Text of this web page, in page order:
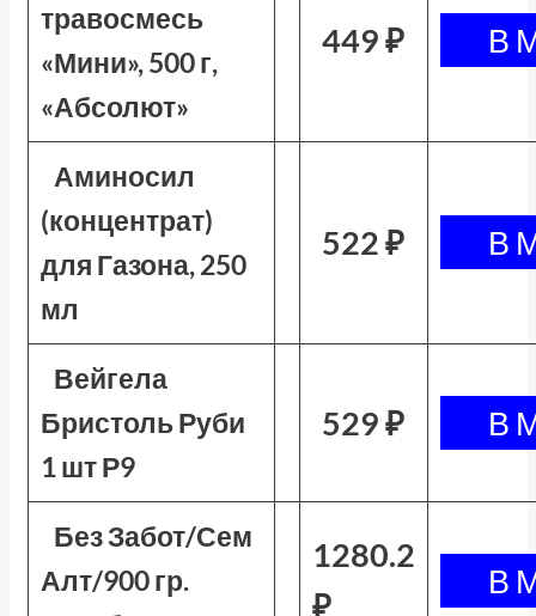
травосмесь
«Мини», 500 г,
«Абсолют»
449 ₽
Аминосил
(концентрат)
для Газона, 250
мл
522 ₽
Вейгела
Бристоль Руби
1 шт Р9
529 ₽
Без Забот/Сем
Алт/900 гр.
1280.2
₽